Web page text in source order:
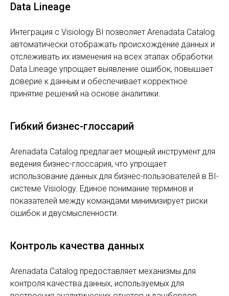
Data Lineage
Интеграция с Visiology BI позволяет Arenadata Catalog
автоматически отображать происхождение данных и
отслеживать их изменения на всех этапах обработки.
Data Lineage упрощает выявление ошибок, повышает
доверие к данным и обеспечивает корректное
принятие решений на основе аналитики.
Гибкий бизнес-глоссарий
Arenadata Catalog предлагает мощный инструмент для
ведения бизнес-глоссария, что упрощает
использование данных для бизнес-пользователей в BI-
системе Visiology. Единое понимание терминов и
показателей между командами минимизирует риски
ошибок и двусмысленности.
Контроль качества данных
Arenadata Catalog предоставляет механизмы для
контроля качества данных, используемых для